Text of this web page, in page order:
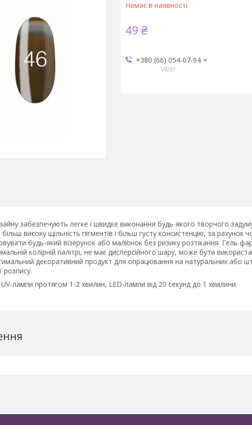
Немає в наявності
49 ₴
+380 (66) 054-07-94
Viber
забезпечують легке і швидке виконання будь-якого творчого
високу щільність пігментів і більш густу консистенцію, за рахунок
будь-який візерунок або малюнок без ризику розтікання. Гель
колірній палітрі, не має дисперсійного шару, може бути
декоративний продукт для опрацювання на натуральних або
розпису.
лампи протягом 1-2 хвилин, LED-лампи від 20 секунд до 1 хвилини.